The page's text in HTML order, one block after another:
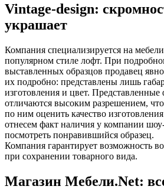
Vintage-design:
украшает
Компания специализируется на
популярном стиле лофт. При
выставленных образцов продавец
их подробно: представлены лишь
изготовления и цвет.
отличаются высоким разрешением,
по ним оценить качество
отнесем факт наличия у компании
посмотреть понравившийся образец.
Компания гарантирует возможность
при сохранении товарного вида.
Магазин Мебели.Net: